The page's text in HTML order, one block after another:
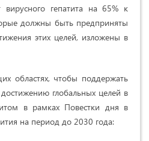
вирусного гепатита на 65% к
должны быть предприняты
этих целей, изложены в
областях, чтобы поддержать
глобальных целей в
в рамках Повестки дня в
на период до 2030 года: